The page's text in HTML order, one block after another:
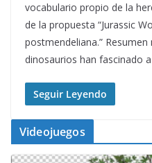
vocabulario propio de la
de la propuesta “Jurassic
postmendeliana.”
dinosaurios han fascinado
Seguir Leyendo
Videojuegos